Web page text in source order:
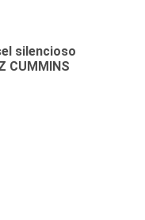
silencioso
CUMMINS